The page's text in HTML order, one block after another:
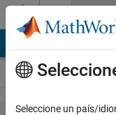
Saltar al contenido
Seleccione un país/